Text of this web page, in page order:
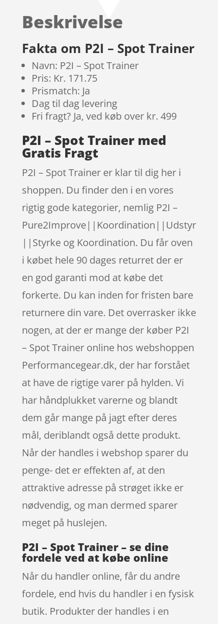
på
ømmels
er
Beskrivelse
Fakta om P2I – Spot Trainer
Navn: P2I – Spot Trainer
Pris: Kr. 171.75
Prismatch: Ja
Dag til dag levering
Fri fragt? Ja, ved køb over kr. 499
P2I – Spot Trainer med
Gratis Fragt
P2I – Spot Trainer er klar til dig her i
shoppen. Du finder den i en vores
rigtig gode kategorier, nemlig P2I –
Pure2Improve||Koordination||Udstyr
||Styrke og Koordination. Du får oven
i købet hele 90 dages returret der er
en god garanti mod at købe det
forkerte. Du kan inden for fristen bare
returnere din vare. Det overrasker ikke
nogen, at der er mange der køber P2I
– Spot Trainer online hos webshoppen
Performancegear.dk, der har forstået
at have de rigtige varer på hylden. Vi
har håndplukket varerne og blandt
dem går mange på jagt efter deres
mål, deriblandt også dette produkt.
Når der handles i webshop sparer du
penge- det er effekten af, at den
attraktive adresse på strøget ikke er
nødvendig, og man dermed sparer
meget på huslejen.
P2I – Spot Trainer – se dine
fordele ved at købe online
Når du handler online, får du andre
fordele, end hvis du handler i en fysisk
butik. Produkter der handles i en